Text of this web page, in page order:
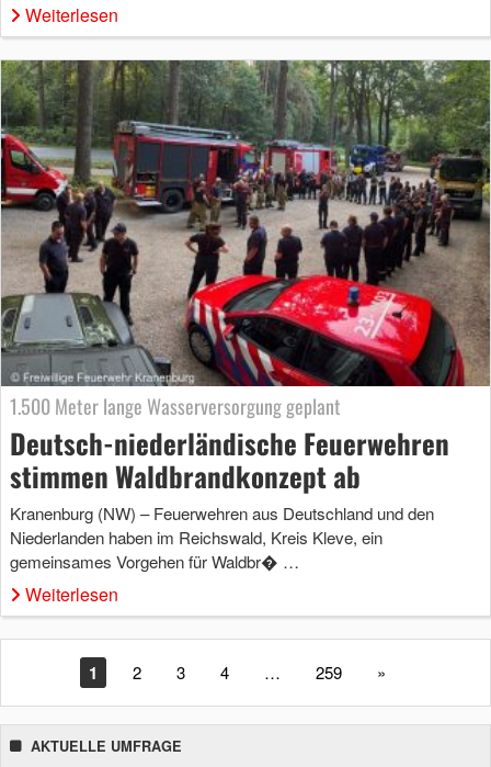
Weiterlesen
1.500 Meter lange Wasserversorgung geplant
Deutsch-niederländische Feuerwehren
stimmen Waldbrandkonzept ab
Kranenburg (NW) – Feuerwehren aus Deutschland und den
Niederlanden haben im Reichswald, Kreis Kleve, ein
gemeinsames Vorgehen für Waldbr� …
Weiterlesen
1 2 3 4 … 259 »
AKTUELLE UMFRAGE